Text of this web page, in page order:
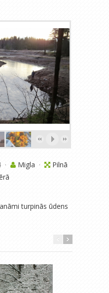
· Migla ·
Pilnā
turpinās ūdens